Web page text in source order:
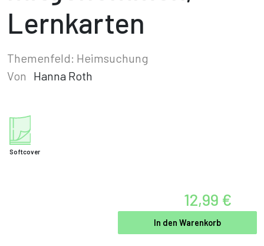
Lernkarten
Themenfeld: Heimsuchung
Von
Hanna Roth
Softcover
12,99 €
In den Warenkorb